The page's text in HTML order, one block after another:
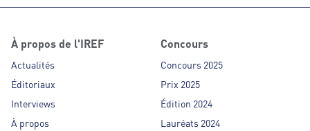
À propos de l'IREF
Actualités
Éditoriaux
Interviews
À propos
Concours
Concours 2025
Prix 2025
Édition 2024
Lauréats 2024